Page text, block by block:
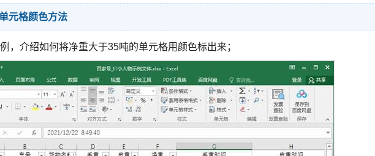
元格颜色方法
，介绍如何将净重大于35吨的单元格用颜色标出来；